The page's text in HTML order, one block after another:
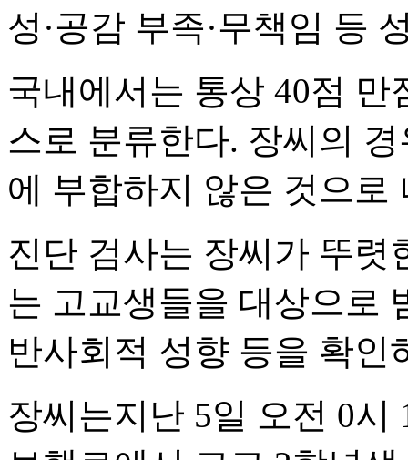
성·공감 부족·무책임 등
국내에서는 통상 40점
스로 분류한다. 장씨의
에 부합하지 않은 것으로
진단 검사는 장씨가 뚜렷
는 고교생들을 대상으로
반사회적 성향 등을 확인
장씨는지난 5일 오전 0